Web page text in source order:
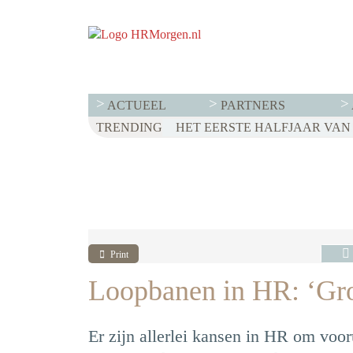
ACTUEEL PARTNERS
TRENDING WET LOONTRANSPARANTIE:
HET EERSTE HALFJAAR
VOOR EEN SUCCESVOL
Print
Loopbanen in HR:
Er zijn allerlei kansen in HR om